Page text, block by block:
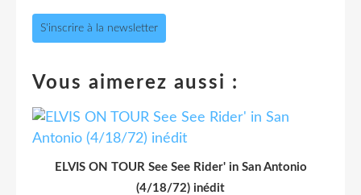
S'inscrire à la newsletter
Vous aimerez aussi :
ELVIS ON TOUR See See Rider' in San Antonio
(4/18/72) inédit